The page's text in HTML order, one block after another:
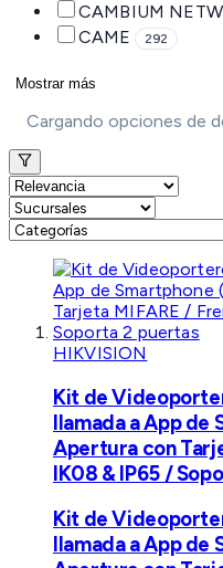
CAMBIUM
CAME 292
Mostrar más
Cargando opciones de
HIKVISION
Kit de
llamada a App de
Apertura con
IK08 & IP65 /
Kit de
llamada a App de